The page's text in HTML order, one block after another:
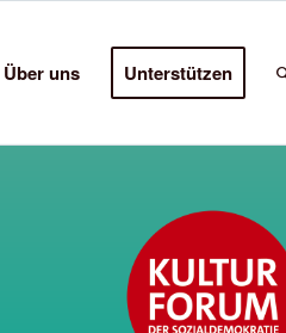
Über uns Unterstützen